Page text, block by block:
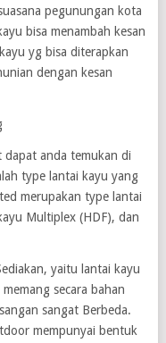
pegunungan kota
bisa menambah kesan
yg bisa diterapkan
dengan kesan
dapat anda temukan di
type lantai kayu yang
merupakan type lantai
Multiplex (HDF), dan
yaitu lantai kayu
secara bahan
sangat Berbeda.
mempunyai bentuk